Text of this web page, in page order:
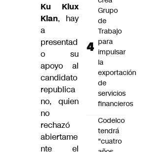
Ku Klux
Klan, hay
a
presentad
o su
apoyo al
candidato
republica
no, quien
no
rechazó
abiertame
nte el
Grupo
de
Trabajo
para
impulsar
la
exportación
de
servicios
financieros
Codelco
tendrá
"cuatro